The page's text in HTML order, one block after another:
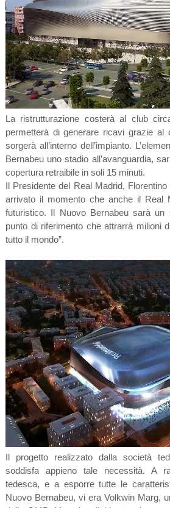
La ristrutturazione costerà al club
permetterà di generare ricavi grazie al
sorgerà all’interno dell’impianto.
Bernabeu uno stadio all’avanguardia,
copertura retraibile in soli 15 minuti.
Il Presidente del Real Madrid, Florentino
arrivato il momento che anche il Real
futuristico. Il Nuovo Bernabeu sarà
punto di riferimento che attrarrà milioni
tutto il mondo”.
Il progetto realizzato dalla società
soddisfa appieno tale necessità. A
tedesca, e a esporre tutte le
Nuovo Bernabeu, vi era Volkwin Marg,